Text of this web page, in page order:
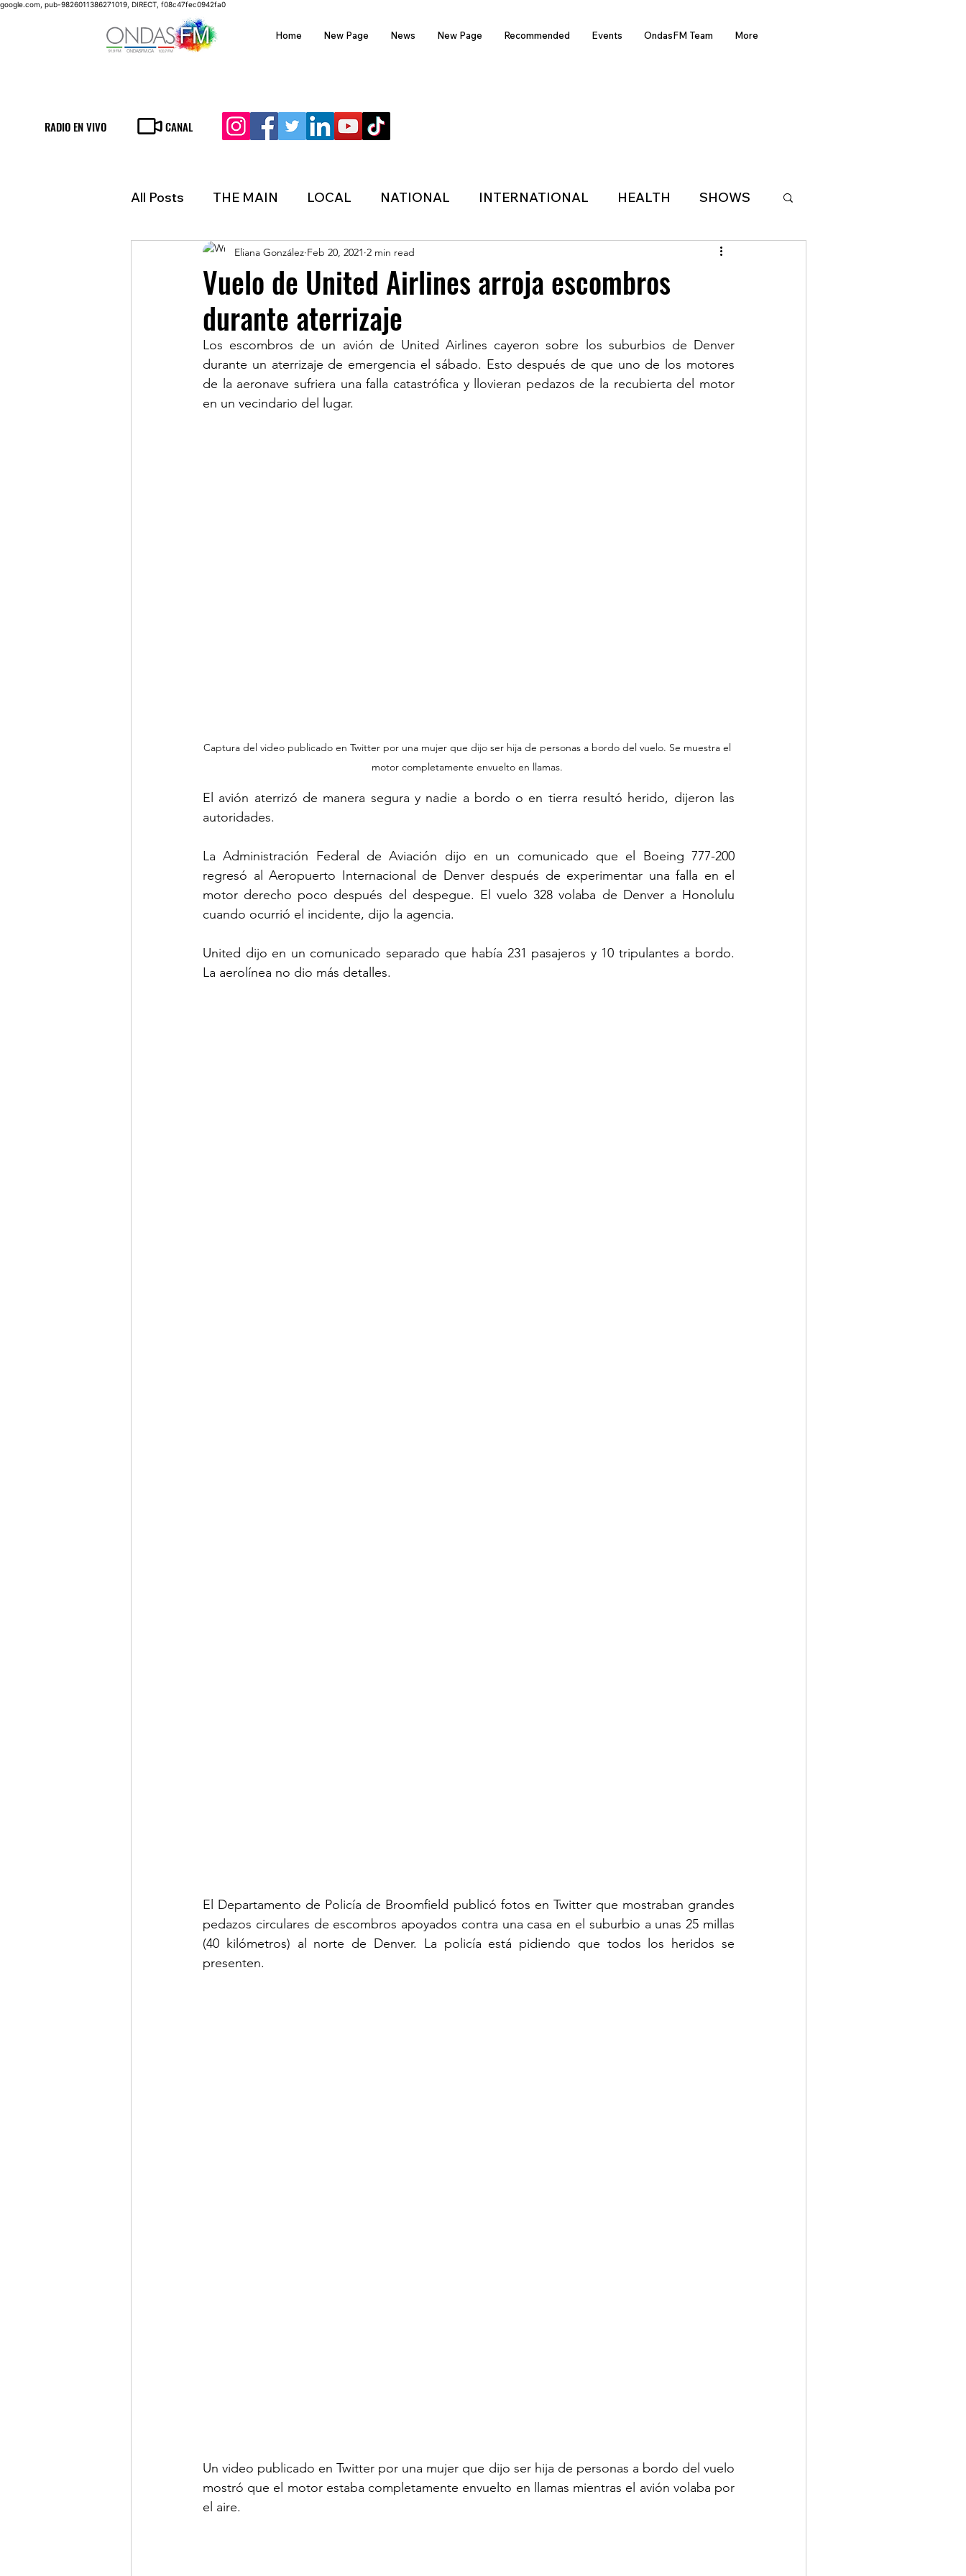
google.com, pub-9826011386271019, DIRECT, f08c47fec0942fa0
Home New Page News New Page Recommended Events OndasFM Team More
RADIO EN VIVO CANAL
All Posts THE MAIN LOCAL NATIONAL INTERNATIONAL HEALTH SHOWS
LIFESTYLE FINANCE TECHNOLOGY LATIN AMERICA
INMIGRATION WEATHER POLITIC
LINKS OF INTEREST TURISM
Vuelo de United Airlines arroja escombros
durante aterrizaje
Eliana González Feb 20, 2021 2 min read
Los escombros de un avión de United Airlines cayeron sobre los suburbios de Denver
durante un aterrizaje de emergencia el sábado. Esto después de que uno de los motores
de la aeronave sufriera una falla catastrófica y llovieran pedazos de la recubierta del motor
en un vecindario del lugar.
Captura del video publicado en Twitter por una mujer que dijo ser hija de personas a bordo del vuelo. Se muestra el
motor completamente envuelto en llamas.
El avión aterrizó de manera segura y nadie a bordo o en tierra resultó herido, dijeron las
autoridades.
La Administración Federal de Aviación dijo en un comunicado que el Boeing 777-200
regresó al Aeropuerto Internacional de Denver después de experimentar una falla en el
motor derecho poco después del despegue. El vuelo 328 volaba de Denver a Honolulu
cuando ocurrió el incidente, dijo la agencia.
United dijo en un comunicado separado que había 231 pasajeros y 10 tripulantes a bordo.
La aerolínea no dio más detalles.
El Departamento de Policía de Broomfield publicó fotos en Twitter que mostraban grandes
pedazos circulares de escombros apoyados contra una casa en el suburbio a unas 25 millas
(40 kilómetros) al norte de Denver. La policía está pidiendo que todos los heridos se
presenten.
Un video publicado en Twitter por una mujer que dijo ser hija de personas a bordo del vuelo
mostró que el motor estaba completamente envuelto en llamas mientras el avión volaba por
el aire.